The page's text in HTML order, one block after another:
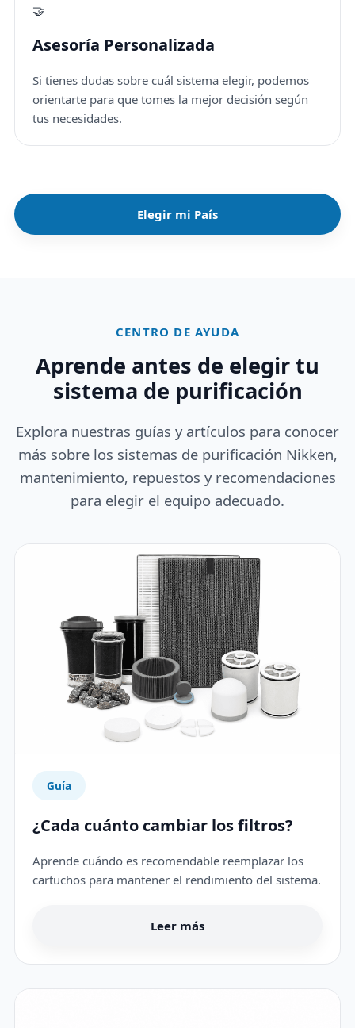
🤝
Asesoría Personalizada
Si tienes dudas sobre cuál sistema elegir, podemos
orientarte para que tomes la mejor decisión según
tus necesidades.
Elegir mi País
CENTRO DE AYUDA
Aprende antes de elegir tu
sistema de purificación
Explora nuestras guías y artículos para conocer
más sobre los sistemas de purificación Nikken,
mantenimiento, repuestos y recomendaciones
para elegir el equipo adecuado.
Guía
¿Cada cuánto cambiar los filtros?
Aprende cuándo es recomendable reemplazar los
cartuchos para mantener el rendimiento del sistema.
Leer más